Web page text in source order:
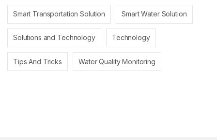
Smart Transportation Solution Smart Water Solution
Solutions and Technology Technology
Tips And Tricks Water Quality Monitoring